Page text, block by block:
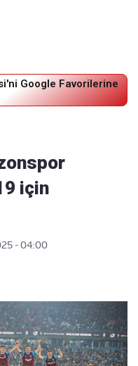
Google Favorilerine
için
- 04:00